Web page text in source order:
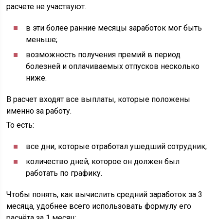
расчете не участвуют.
в эти более ранние месяцы заработок мог быть
меньше;
возможность получения премий в период
болезней и оплачиваемых отпусков несколько
ниже.
В расчет входят все выплаты, которые положены
именно за работу.
То есть:
все дни, которые отработал ушедший сотрудник;
количество дней, которое он должен был
работать по графику.
Чтобы понять, как вычислить средний заработок за 3
месяца, удобнее всего использовать формулу его